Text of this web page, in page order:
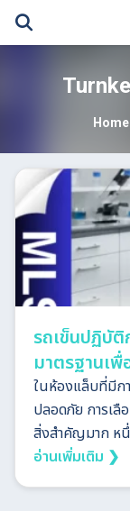
Skip
Home
รถเข็นปฏิบัติ
มาตรฐานเ
ในห้องแล็บที่มีก
ปลอดภัย การเลื
สิ่งสำคัญมาก ห
อ่านเพิ่มเติม ❯